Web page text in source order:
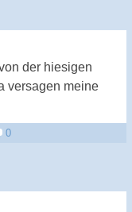
der hiesigen
versagen meine
0